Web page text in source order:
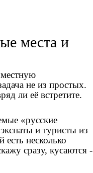
места и
не из простых.
ли её встретите.
«русские
и туристы из
несколько
сразу, кусаются -